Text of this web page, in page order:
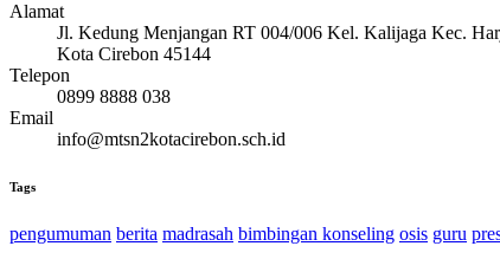
Alamat
Jl. Kedung Menjangan RT 004/006 Kel. Kalijaga Kec.
Kota Cirebon 45144
Telepon
0899 8888 038
Email
info@mtsn2kotacirebon.sch.id
Tags
pengumuman berita madrasah bimbingan konseling osis guru